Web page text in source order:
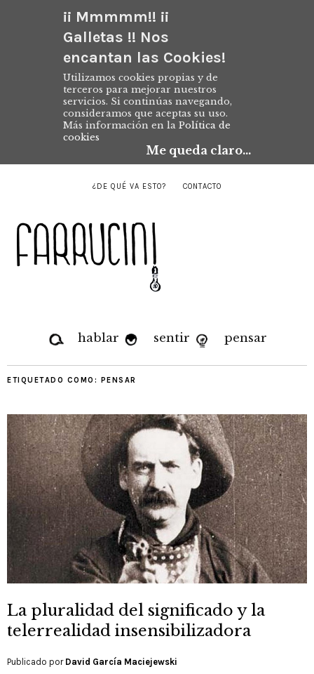
¡¡ Mmmmm!! ¡¡
Galletas !! Nos
encantan las Cookies!
Utilizamos cookies propias y de
terceros para mejorar nuestros
servicios. Si continúas navegando,
consideramos que aceptas su uso.
Más información en la Política de
cookies
Me queda claro...
¿DE QUÉ VA ESTO? CONTACTO
hablar sentir pensar
ETIQUETADO COMO: PENSAR
La pluralidad del significado y la
telerrealidad insensibilizadora
Publicado por David García Maciejewski